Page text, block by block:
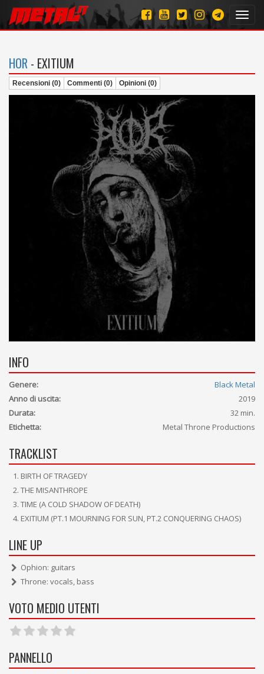
HOR - EXITIUM
Recensioni (0) Commenti (0) Opinioni (0)
INFO
Genere:
Black Metal
Anno di uscita:
2019
Durata:
32 min.
Etichetta:
Metal Throne Productions
TRACKLIST
BIRTH OF TRAGEDY
THE MISANTHROPE
TIME (A COLD SHADOW OF DEATH)
EXITIUM (PT.1 MOURNING FOR SUN, PT.2 CONQUERING CHAOS)
LINE UP
Ophion: guitars
Throne: vocals, bass
VOTO MEDIO UTENTI
PANNELLO